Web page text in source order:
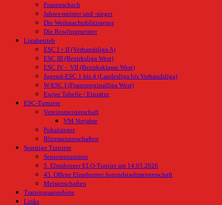
Frauenschach
Jahres-meister und -sieger
Die Weihnachtsblitzsieger
Die Bowlingmeister
Ligabetrieb
ESC I + II (Verbandsliga A)
ESC III (Bezirksliga West)
ESC IV – VII (Bezirksklasse West)
Jugend-ESC 1 bis 4 (Landesliga bis Verbandsliga)
W-ESC I (Frauenreginalliga West)
Ewige Tabelle / Einsätze
ESC-Turniere
Vereinsmeisterschaft
VM Vorjahre
Pokalsieger
Blitzmeisterschaften
Sonstige Turniere
Seniorenturniere
5. Elmshorner ELO-Turnier am 14.05.2026
45. Offene Elmshorner Jugendstadtmeisterschaft
Meisterschaften
Trainingsangebote
Links